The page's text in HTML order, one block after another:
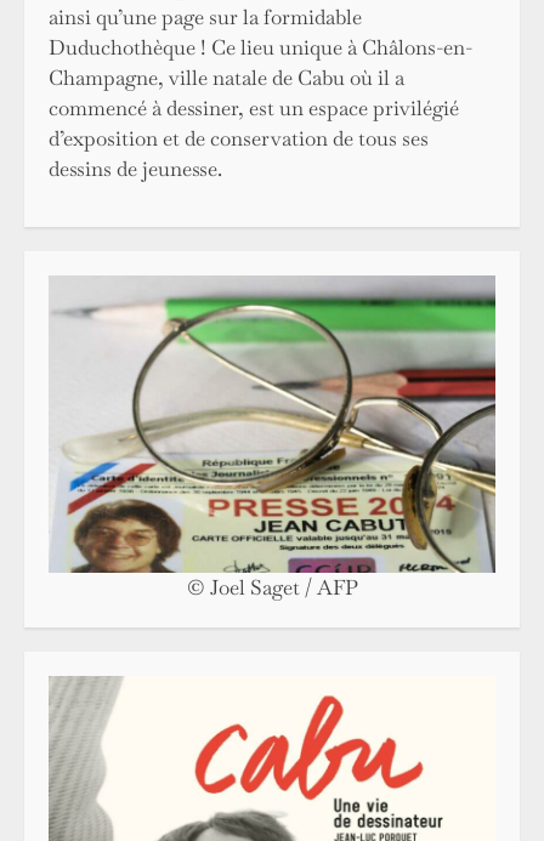
ainsi qu’une page sur la formidable
Duduchothèque ! Ce lieu unique à Châlons-en-
Champagne, ville natale de Cabu où il a
commencé à dessiner, est un espace privilégié
d’exposition et de conservation de tous ses
dessins de jeunesse.
© Joel Saget / AFP